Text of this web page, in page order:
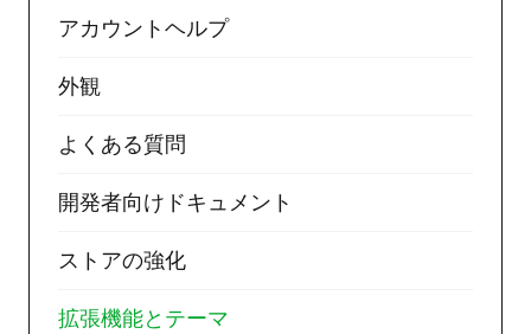
アカウントヘルプ
外観
よくある質問
開発者向けドキュメント
ストアの強化
拡張機能とテーマ